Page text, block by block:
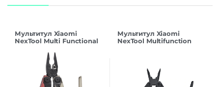
Мультитул Xiaomi
NexTool Multi Functional
Мультитул Xiaomi
NexTool Multifunction